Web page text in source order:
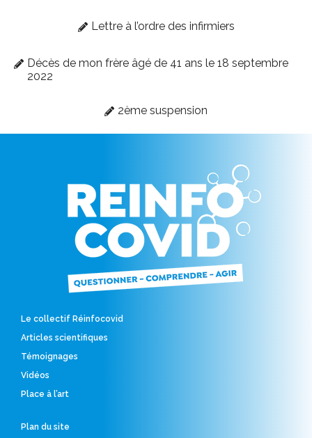
Lettre à l’ordre des infirmiers
Décès de mon frère âgé de 41 ans le 18 septembre
2022
2ème suspension
Le collectif Réinfocovid
Articles scientifiques
Témoignages
Vidéos
Place à l’art
Plan du site